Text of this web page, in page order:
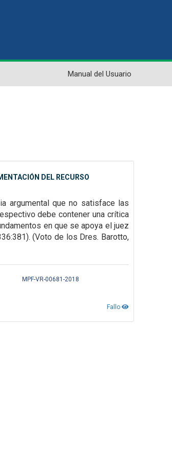
Manual del Usuario
DEL RECURSO
argumental que no satisface las
debe contener una crítica
en que se apoya el juez
(Voto de los Dres. Barotto,
MPF-VR-00681-2018
Fallo